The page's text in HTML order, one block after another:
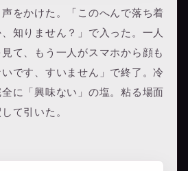
をかけた。「このへんで落ち着
知りません？」で入った。一人
て、もう一人がスマホから顔も
です、すいません」で終了。冷
に「興味ない」の塩。粘る場面
て引いた。